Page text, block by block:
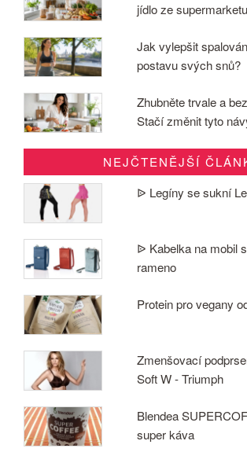
jídlo ze supermarketu
Jak vylepšit
postavu svých snů?
Zhubněte trvale a
Stačí změnit tyto
NEJČTENĚJŠÍ
ᐉ Legíny se sukní
ᐉ Kabelka na mobil
rameno
Protein pro vegany
Zmenšovací
Soft W - Triumph
Blendea
super káva